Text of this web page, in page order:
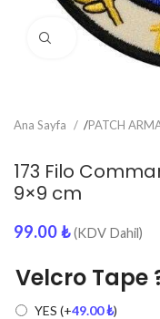
Click to enlarge
Ana Sayfa /PATCH
173 Filo
9×9 cm
99.00₺ (KDV Dahil)
Velcro Tape
YES (+49.00₺)